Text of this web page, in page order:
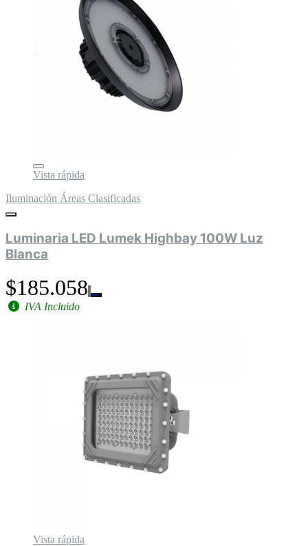
Vista rápida
Iluminación Áreas Clasificadas
Luminaria LED Lumek Highbay 100W Luz
Blanca
$185.058
IVA Incluido
Vista rápida